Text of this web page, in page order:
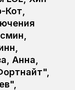
Кот,
Анна,